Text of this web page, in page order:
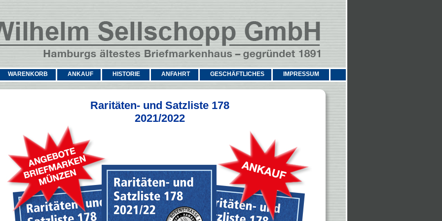
WARENKORB ANKAUF HISTORIE ANFAHRT GESCHÄFTLICHES IMPRESSUM
Raritäten- und Satzliste 178
2021/2022